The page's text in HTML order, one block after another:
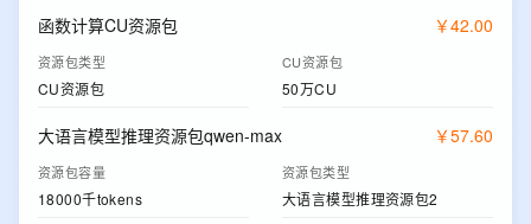
函数计算CU资源包 ￥42.00
资源包类型
CU资源包
CU资源包
50万CU
大语言模型推理资源包qwen-max ￥57.60
资源包容量
18000千tokens
资源包类型
大语言模型推理资源包2